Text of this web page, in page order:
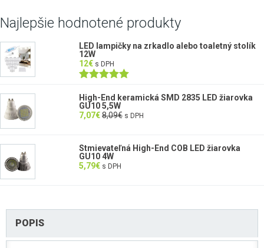
Najlepšie hodnotené produkty
LED lampičky na zrkadlo alebo toaletný stolík
12W
12€ s DPH
5.00z 5
High-End keramická SMD 2835 LED žiarovka
GU10 5,5W
7,07€8,09€ s DPH
Stmievateľná High-End COB LED žiarovka
GU10 4W
5,79€ s DPH
POPIS